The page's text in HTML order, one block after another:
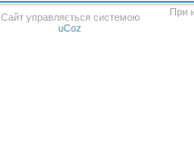
Сайт управляється системою
uCoz
При